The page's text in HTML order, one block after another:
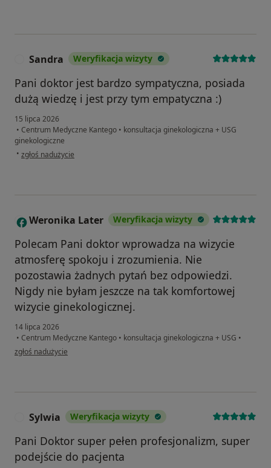
Sandra Weryfikacja wizyty
Pani doktor jest bardzo sympatyczna, posiada
dużą wiedzę i jest przy tym empatyczna :)
15 lipca 2026
• Centrum Medyczne Kantego • konsultacja ginekologiczna + USG
ginekologiczne
• w opinii użytkownika Sandra
zgłoś nadużycie
W Weronika Later Weryfikacja wizyty
Polecam Pani doktor wprowadza na wizycie
atmosferę spokoju i zrozumienia. Nie
pozostawia żadnych pytań bez odpowiedzi.
Nigdy nie byłam jeszcze na tak komfortowej
wizycie ginekologicznej.
14 lipca 2026
• Centrum Medyczne Kantego • konsultacja ginekologiczna + USG •
w opinii użytkownika Weronika Later
zgłoś nadużycie
Sylwia Weryfikacja wizyty
Pani Doktor super pełen profesjonalizm, super
podejście do pacjenta